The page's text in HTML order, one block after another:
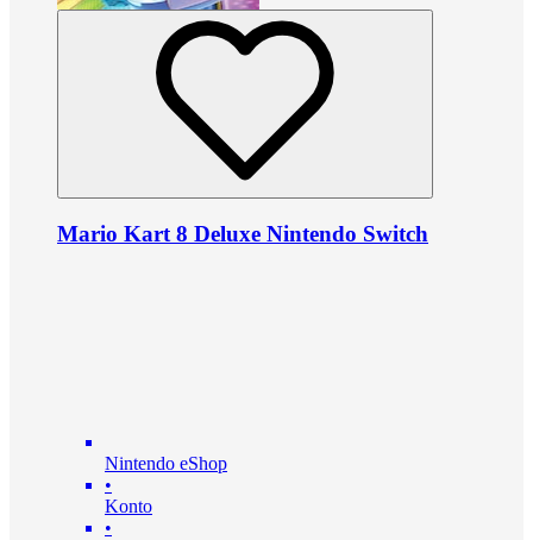
Mario Kart 8 Deluxe Nintendo Switch
Nintendo eShop
•
Konto
•